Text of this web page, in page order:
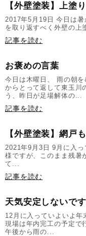
【外壁塗装】上塗り
2017年5月19日 今日は
を取り返すべく外壁の上
記事を読む
お褒めの言葉
今日は木曜日、 雨の朝
からとって返して東玉川
う、昨日が足場解体の...
記事を読む
【外壁塗装】網戸
2021年9月3日 9月に入
様ですが、このまま残暑
て...
記事を読む
天気安定しないで
12月に入っていよいよ
現場は年内完工の予定で
午後から雨の...